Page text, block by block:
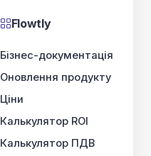
Flowtly
Бізнес-документація
Оновлення продукту
Ціни
Калькулятор ROI
Калькулятор ПДВ